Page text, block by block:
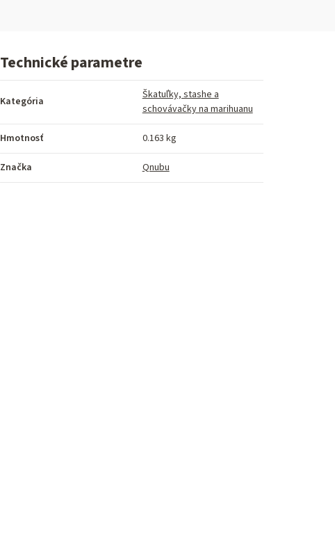
Technické parametre
Kategória
Škatuľky, stashe a
schovávačky na marihuanu
Hmotnosť 0.163 kg
Značka Qnubu